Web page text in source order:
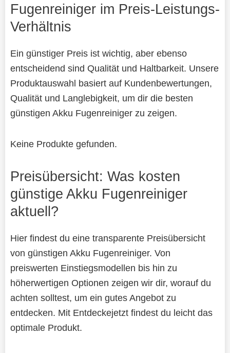
Fugenreiniger im Preis-Leistungs-
Verhältnis
Ein günstiger Preis ist wichtig, aber ebenso
entscheidend sind Qualität und Haltbarkeit. Unsere
Produktauswahl basiert auf Kundenbewertungen,
Qualität und Langlebigkeit, um dir die besten
günstigen Akku Fugenreiniger zu zeigen.
Keine Produkte gefunden.
Preisübersicht: Was kosten
günstige Akku Fugenreiniger
aktuell?
Hier findest du eine transparente Preisübersicht
von günstigen Akku Fugenreiniger. Von
preiswerten Einstiegsmodellen bis hin zu
höherwertigen Optionen zeigen wir dir, worauf du
achten solltest, um ein gutes Angebot zu
entdecken. Mit Entdeckejetzt findest du leicht das
optimale Produkt.